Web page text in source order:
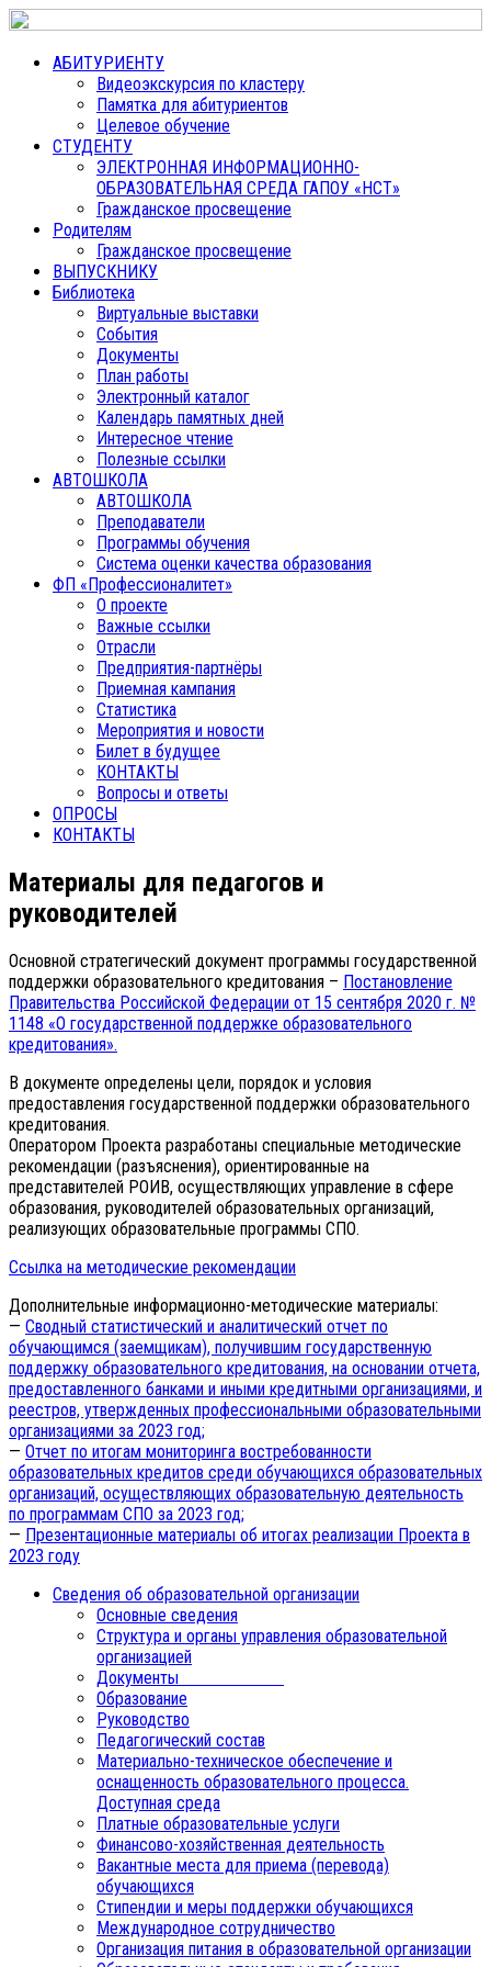
АБИТУРИЕНТУ
Видеоэкскурсия по кластеру
Памятка для абитуриентов
Целевое обучение
СТУДЕНТУ
ЭЛЕКТРОННАЯ ИНФОРМАЦИОННО-
ОБРАЗОВАТЕЛЬНАЯ СРЕДА ГАПОУ «НСТ»
Гражданское просвещение
Родителям
Гражданское просвещение
ВЫПУСКНИКУ
Библиотека
Виртуальные выставки
События
Документы
План работы
Электронный каталог
Календарь памятных дней
Интересное чтение
Полезные ссылки
АВТОШКОЛА
АВТОШКОЛА
Преподаватели
Программы обучения
Система оценки качества образования
ФП «Профессионалитет»
О проекте
Важные ссылки
Отрасли
Предприятия-партнёры
Приемная кампания
Статистика
Мероприятия и новости
Билет в будущее
КОНТАКТЫ
Вопросы и ответы
ОПРОСЫ
КОНТАКТЫ
Материалы для педагогов и
руководителей
Основной стратегический документ программы государственной
поддержки образовательного кредитования – Постановление
Правительства Российской Федерации от 15 сентября 2020 г. №
1148 «О государственной поддержке образовательного
кредитования».
В документе определены цели, порядок и условия
предоставления государственной поддержки образовательного
кредитования.
Оператором Проекта разработаны специальные методические
рекомендации (разъяснения), ориентированные на
представителей РОИВ, осуществляющих управление в сфере
образования, руководителей образовательных организаций,
реализующих образовательные программы СПО.
Ссылка на методические рекомендации
Дополнительные информационно-методические материалы:
— Сводный статистический и аналитический отчет по
обучающимся (заемщикам), получившим государственную
поддержку образовательного кредитования, на основании отчета,
предоставленного банками и иными кредитными организациями, и
реестров, утвержденных профессиональными образовательными
организациями за 2023 год;
— Отчет по итогам мониторинга востребованности
образовательных кредитов среди обучающихся образовательных
организаций, осуществляющих образовательную деятельность
по программам СПО за 2023 год;
— Презентационные материалы об итогах реализации Проекта в
2023 году
Сведения об образовательной организации
Основные сведения
Структура и органы управления образовательной
организацией
Документы
Образование
Руководство
Педагогический состав
Материально-техническое обеспечение и
оснащенность образовательного процесса.
Доступная среда
Платные образовательные услуги
Финансово-хозяйственная деятельность
Вакантные места для приема (перевода)
обучающихся
Стипендии и меры поддержки обучающихся
Международное сотрудничество
Организация питания в образовательной организации